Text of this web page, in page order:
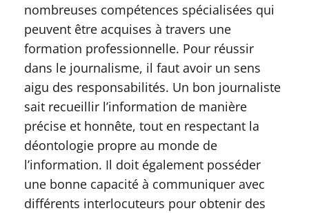
nombreuses compétences spécialisées qui
peuvent être acquises à travers une
formation professionnelle. Pour réussir
dans le journalisme, il faut avoir un sens
aigu des responsabilités. Un bon journaliste
sait recueillir l’information de manière
précise et honnête, tout en respectant la
déontologie propre au monde de
l’information. Il doit également posséder
une bonne capacité à communiquer avec
différents interlocuteurs pour obtenir des